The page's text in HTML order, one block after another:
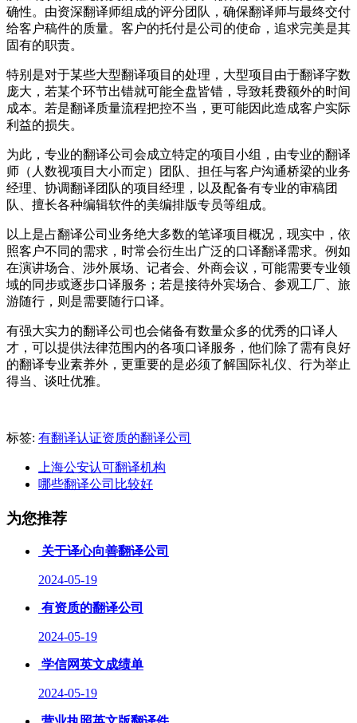
确性。由资深翻译师组成的评分团队，确保翻译师与最终交付
给客户稿件的质量。客户的托付是公司的使命，追求完美是其
固有的职责。
特别是对于某些大型翻译项目的处理，大型项目由于翻译字数
庞大，若某个环节出错就可能全盘皆错，导致耗费额外的时间
成本。若是翻译质量流程把控不当，更可能因此造成客户实际
利益的损失。
为此，专业的翻译公司会成立特定的项目小组，由专业的翻译
师（人数视项目大小而定）团队、担任与客户沟通桥梁的业务
经理、协调翻译团队的项目经理，以及配备有专业的审稿团
队、擅长各种编辑软件的美编排版专员等组成。
以上是占翻译公司业务绝大多数的笔译项目概况，现实中，依
照客户不同的需求，时常会衍生出广泛的口译翻译需求。例如
在演讲场合、涉外展场、记者会、外商会议，可能需要专业领
域的同步或逐步口译服务；若是接待外宾场合、参观工厂、旅
游随行，则是需要随行口译。
有强大实力的翻译公司也会储备有数量众多的优秀的口译人
才，可以提供法律范围内的各项口译服务，他们除了需有良好
的翻译专业素养外，更重要的是必须了解国际礼仪、行为举止
得当、谈吐优雅。
标签: 有翻译认证资质的翻译公司
上海公安认可翻译机构
哪些翻译公司比较好
为您推荐
关于译心向善翻译公司
2024-05-19
有资质的翻译公司
2024-05-19
学信网英文成绩单
2024-05-19